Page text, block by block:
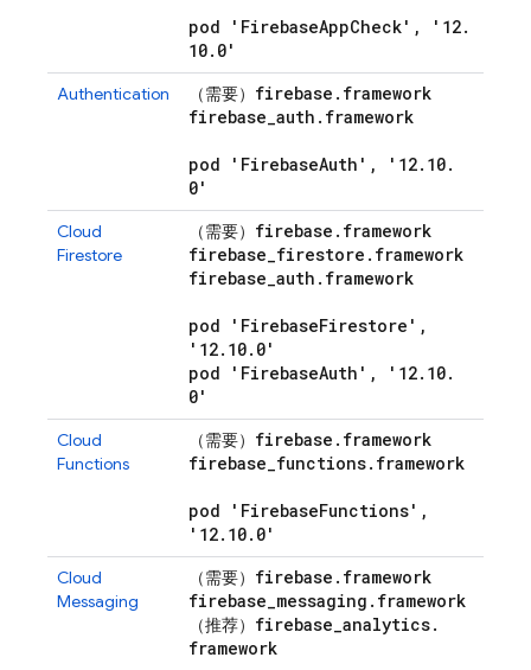
pod 'FirebaseAppCheck' , '12.
10. 0'
Authentication （需要） firebase . framework
firebase_auth . framework
pod 'FirebaseAuth' , '12. 10.
0'
Cloud
Firestore
（需要） firebase . framework
firebase_firestore . framework
firebase_auth . framework
pod 'FirebaseFirestore' ,
'12. 10. 0'
pod 'FirebaseAuth' , '12. 10.
0'
Cloud
Functions
（需要） firebase . framework
firebase_functions. framework
pod 'FirebaseFunctions' ,
'12. 10. 0'
Cloud
Messaging
（需要） firebase . framework
firebase_messaging . framework
（推荐） firebase_analytics.
framework